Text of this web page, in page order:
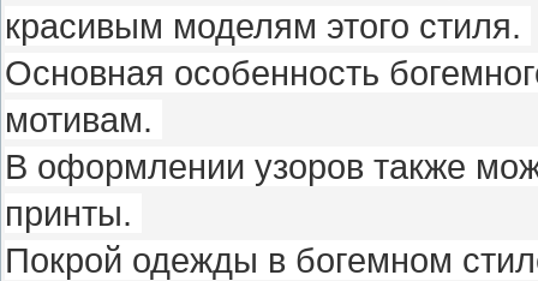
красивым моделям этого стиля.
Основная особенность
мотивам.
В оформлении узоров также
принты.
Покрой одежды в богемном